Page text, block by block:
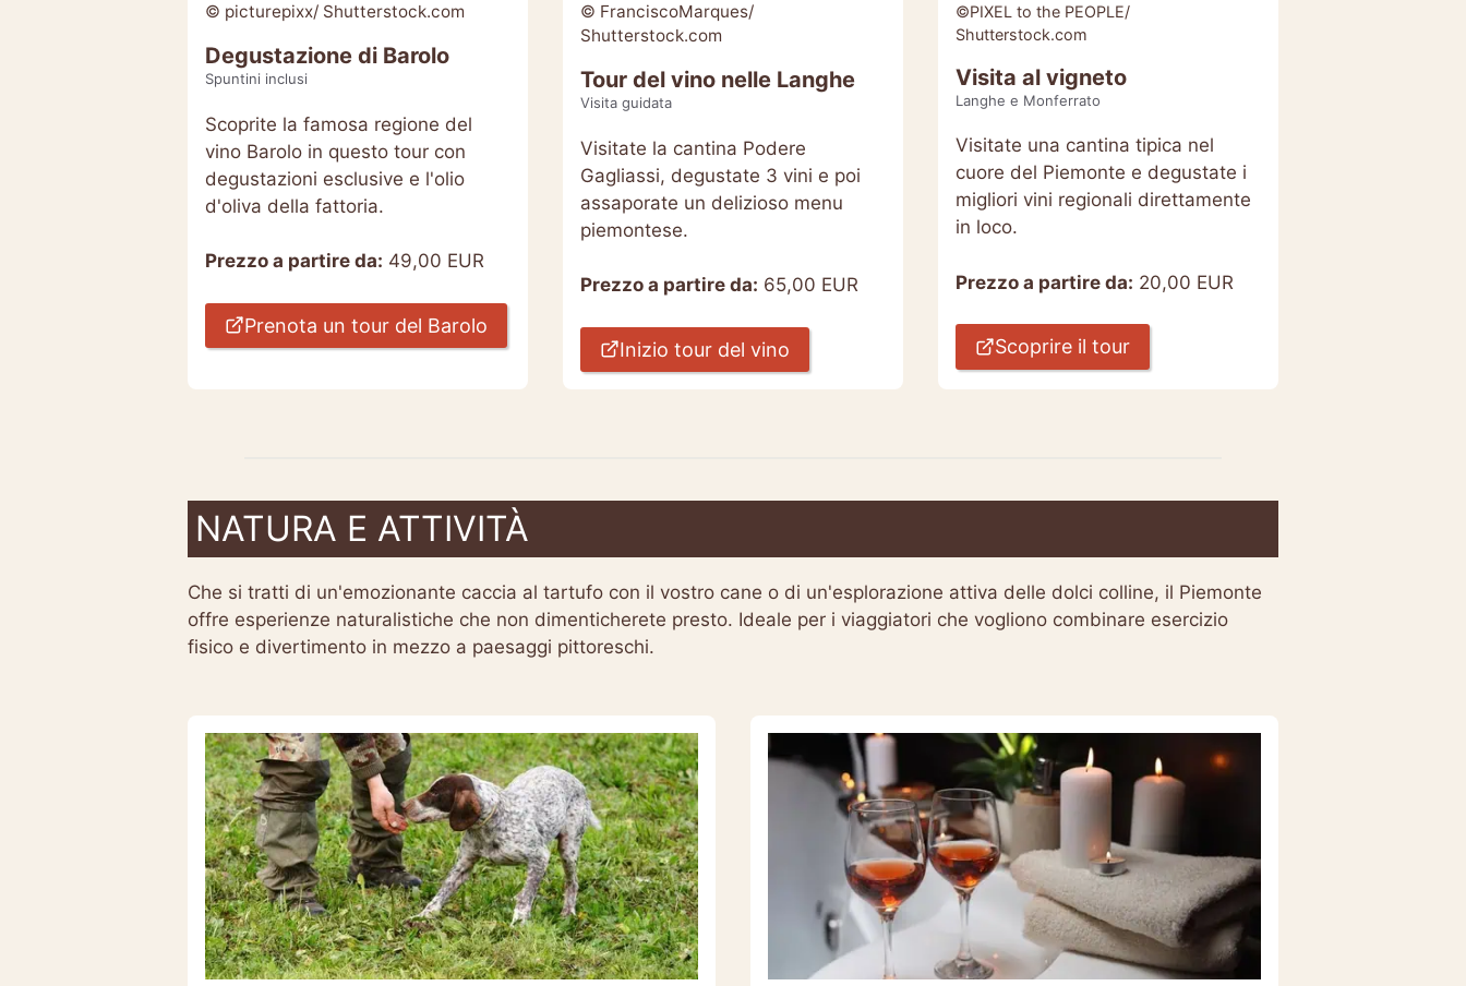
© picturepixx/ Shutterstock.com
Degustazione di Barolo
Spuntini inclusi
Scoprite la famosa regione del
vino Barolo in questo tour con
degustazioni esclusive e l'olio
d'oliva della fattoria.
Prezzo a partire da: 49,00 EUR
Prenota un tour del Barolo
© FranciscoMarques/
Shutterstock.com
Tour del vino nelle Langhe
Visita guidata
Visitate la cantina Podere
Gagliassi, degustate 3 vini e poi
assaporate un delizioso menu
piemontese.
Prezzo a partire da: 65,00 EUR
Inizio tour del vino
©PIXEL to the PEOPLE/
Shutterstock.com
Visita al vigneto
Langhe e Monferrato
Visitate una cantina tipica nel
cuore del Piemonte e degustate i
migliori vini regionali direttamente
in loco.
Prezzo a partire da: 20,00 EUR
Scoprire il tour
NATURA E ATTIVITÀ
Che si tratti di un'emozionante caccia al tartufo con il vostro cane o di un'esplorazione attiva delle dolci colline, il Piemonte
offre esperienze naturalistiche che non dimenticherete presto. Ideale per i viaggiatori che vogliono combinare esercizio
fisico e divertimento in mezzo a paesaggi pittoreschi.